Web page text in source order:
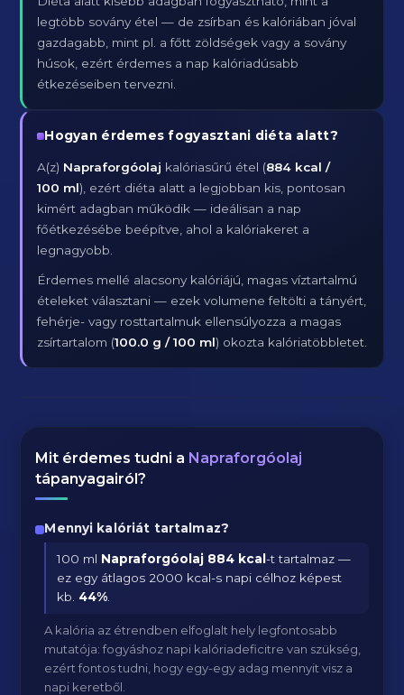
legtöbb sovány étel — de zsírban és kalóriában jóval
gazdagabb, mint pl. a főtt zöldségek vagy a sovány
húsok, ezért érdemes a nap kalóriadúsabb
étkezéseiben tervezni.
Hogyan érdemes fogyasztani diéta alatt?
A(z) Napraforgóolaj kalóriasűrű étel (884 kcal /
100 ml), ezért diéta alatt a legjobban kis, pontosan
kimért adagban működik — ideálisan a nap
főétkezésébe beépítve, ahol a kalóriakeret a
legnagyobb.
Érdemes mellé alacsony kalóriájú, magas víztartalmú
ételeket választani — ezek volumene feltölti a tányért,
fehérje- vagy rosttartalmuk ellensúlyozza a magas
zsírtartalom (100.0 g / 100 ml) okozta kalóriatöbbletet.
Mit érdemes tudni a Napraforgóolaj
tápanyagairól?
Mennyi kalóriát tartalmaz?
100 ml Napraforgóolaj 884 kcal-t tartalmaz —
ez egy átlagos 2000 kcal-s napi célhoz képest
kb. 44%
A kalória az étrendben elfoglalt hely legfontosabb
mutatója: fogyáshoz napi kalóriadeficitre van szükség,
ezért fontos tudni, hogy egy-egy adag mennyit visz a
napi keretből.